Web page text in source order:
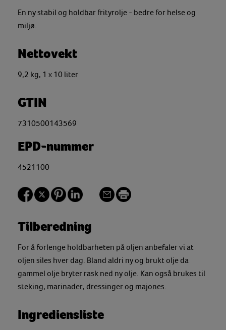
En ny stabil og holdbar frityrolje - bedre for helse og
miljø.
Nettovekt
9,2 kg, 1 x 10 liter
GTIN
7310500143569
EPD-nummer
4521100
Tilberedning
For å forlenge holdbarheten på oljen anbefaler vi at
oljen siles hver dag. Bland aldri ny og brukt olje da
gammel olje bryter rask ned ny olje. Kan også brukes til
steking, marinader, dressinger og majones.
Ingrediensliste